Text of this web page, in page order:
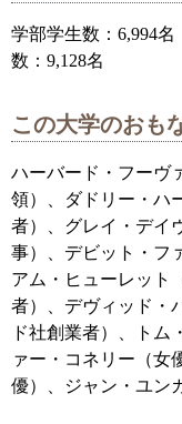
学部学生数：6,994
数：9,128名
この大学のおも
ハーバード・フーヴ
領）、ダドリー・ハ
者）、グレイ・デイ
事）、デビット・フ
アム・ヒューレット
者）、デヴィッド・
ド社創業者）、トム
ァー・コネリー（女
優）、ジャン・ユン